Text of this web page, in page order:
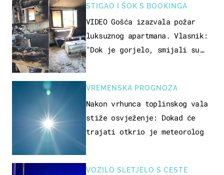
STIGAO I ŠOK S BOOKINGA
VIDEO Gošća izazvala požar
luksuznog apartmana. Vlasnik:
"Dok je gorjelo, smijali su
VREMENSKA PROGNOZA
Nakon vrhunca toplinskog vala
stiže osvježenje: Dokad će
trajati otkrio je meteorolog
VOZILO SLETJELO S CESTE